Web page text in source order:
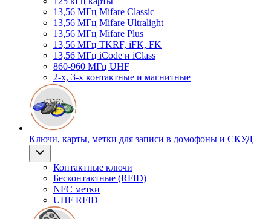
13,56 МГц Mifare Classic
13,56 МГц Mifare Ultralight
13,56 МГц Mifare Plus
13,56 МГц TKRF, iFK, FK
13,56 МГц iCode и iClass
860-960 МГц UHF
2-х, 3-х контактные и магнитные
Ключи, карты, метки для записи в домофоны и СКУД
Контактные ключи
Бесконтактные (RFID)
NFC метки
UHF RFID